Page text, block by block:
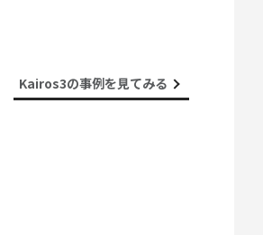
Kairos3の事例を見てみる